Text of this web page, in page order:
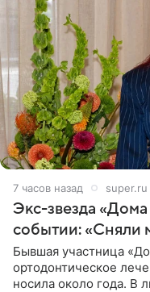
7 часов назад super.ru
Экс-звезда
событии: «Сняли
Бывшая участница
ортодонтическое
носила около года. В